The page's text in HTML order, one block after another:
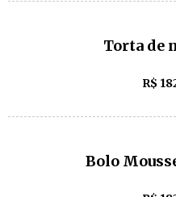
Torta de
R$
Bolo